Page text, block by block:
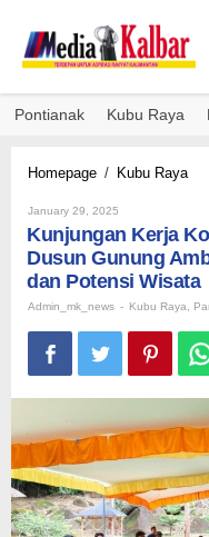
content
Pontianak Kubu Raya
Homepage / Kubu Raya
1
Ke
dan
January 29, 2025
Kunjungan Kerja
Dusun Gunung
dan Potensi Wisata
Admin_mk_news - Kubu Raya